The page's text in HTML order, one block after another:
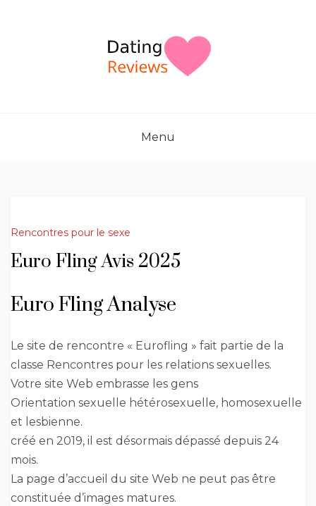
Menu
Rencontres pour le sexe
Euro Fling Avis 2025
Euro Fling Analyse
Le site de rencontre « Eurofling » fait partie de la
classe Rencontres pour les relations sexuelles.
Votre site Web embrasse les gens
Orientation sexuelle hétérosexuelle, homosexuelle
et lesbienne.
créé en 2019, il est désormais dépassé depuis 24
mois.
La page d’accueil du site Web ne peut pas être
constituée d’images matures.